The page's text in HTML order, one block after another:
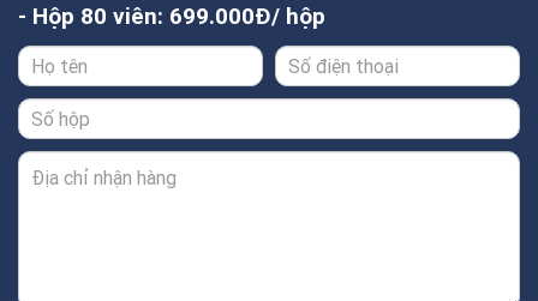
- Hộp 80 viên: 699.000Đ/ hộp